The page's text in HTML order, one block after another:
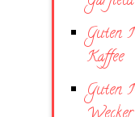
Guten
Kaffee
Guten